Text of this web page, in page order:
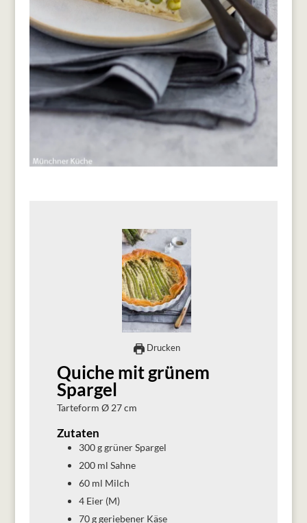
Drucken
Quiche mit grünem
Spargel
Tarteform Ø 27 cm
Zutaten
300 g grüner Spargel
200 ml Sahne
60 ml Milch
4 Eier (M)
70 g geriebener Käse